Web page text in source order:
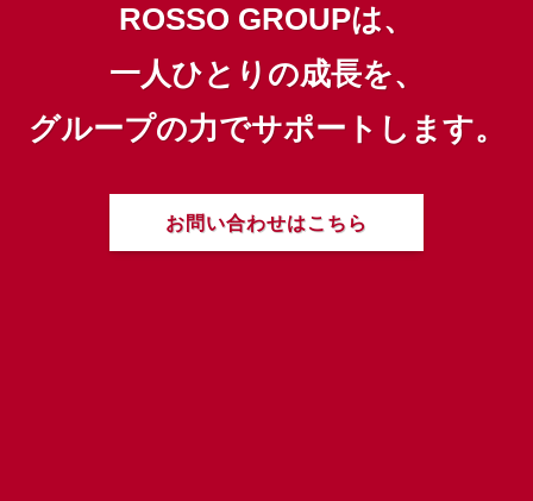
ROSSO GROUPは、
一人ひとりの成長を、
グループの力でサポートします。
お問い合わせはこちら